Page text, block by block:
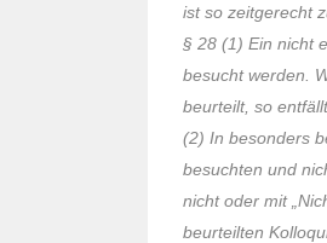
ist so zeitgerecht
§ 28 (1) Ein nicht
besucht werden.
beurteilt, so
(2) In besonders
besuchten und
nicht oder mit
beurteilten